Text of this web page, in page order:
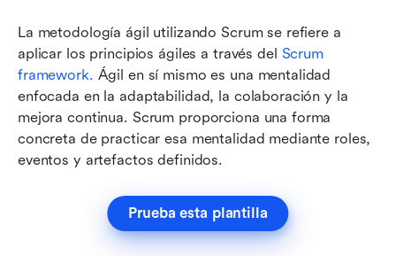
La metodología ágil utilizando Scrum se refiere a
aplicar los principios ágiles a través del Scrum
framework. Ágil en sí mismo es una mentalidad
enfocada en la adaptabilidad, la colaboración y la
mejora continua. Scrum proporciona una forma
concreta de practicar esa mentalidad mediante roles,
eventos y artefactos definidos.
Prueba esta plantilla